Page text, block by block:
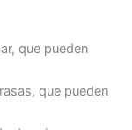
que pueden
que pueden